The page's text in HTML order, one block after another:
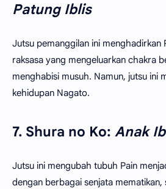
Patung Iblis
Jutsu pemanggilan ini menghadirkan
raksasa yang mengeluarkan chakra
menghabisi musuh. Namun, jutsu ini
kehidupan Nagato.
7. Shura no Ko: Anak
Jutsu ini mengubah tubuh Pain
dengan berbagai senjata